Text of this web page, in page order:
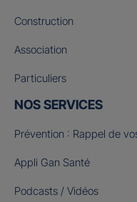
Construction
Association
Particuliers
NOS SERVICES
Prévention : Rappel de
Appli Gan Santé
Podcasts / Vidéos